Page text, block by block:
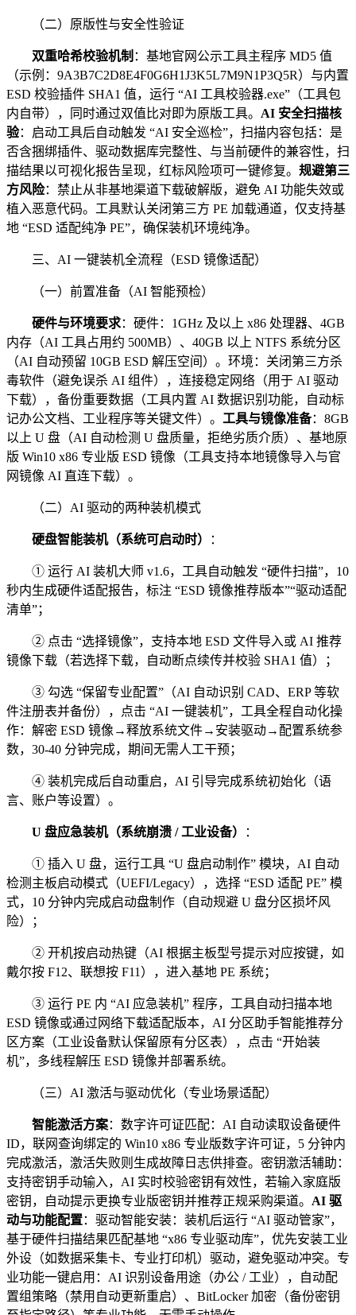
（二）原版性与安全性验证
双重哈希校验机制 ：基地官网公示工具主程序 MD5 值
（示例：9A3B7C2D8E4F0G6H1J3K5L7M9N1P3Q5R）与内置
ESD 校验插件 SHA1 值，运行 “AI 工具校验器.exe”（工具包
内自带），同时通过双值比对即为原版工具。 AI 安全扫描核
验：启动工具后自动触发 “AI 安全巡检”，扫描内容包括：是
否含捆绑插件、驱动数据库完整性、与当前硬件的兼容性，扫
描结果以可视化报告呈现，红标风险项可一键修复。 规避第三
方风险：禁止从非基地渠道下载破解版，避免 AI 功能失效或
植入恶意代码。工具默认关闭第三方 PE 加载通道，仅支持基
地 “ESD 适配纯净 PE”，确保装机环境纯净。
三、AI 一键装机全流程（ESD 镜像适配）
（一）前置准备（AI 智能预检）
硬件与环境要求：硬件：1GHz 及以上 x86 处理器、4GB
内存（AI 工具占用约 500MB）、40GB 以上 NTFS 系统分区
（AI 自动预留 10GB ESD 解压空间）。环境：关闭第三方杀
毒软件（避免误杀 AI 组件），连接稳定网络（用于 AI 驱动
下载），备份重要数据（工具内置 AI 数据识别功能，自动标
记办公文档、工业程序等关键文件）。 工具与镜像准备：8GB
以上 U 盘（AI 自动检测 U 盘质量，拒绝劣质介质）、基地原
版 Win10 x86 专业版 ESD 镜像（工具支持本地镜像导入与官
网镜像 AI 直连下载）。
（二）AI 驱动的两种装机模式
硬盘智能装机（系统可启动时） ：
① 运行 AI 装机大师 v1.6，工具自动触发 “硬件扫描”，10
秒内生成硬件适配报告，标注 “ESD 镜像推荐版本”“驱动适配
清单”；
② 点击 “选择镜像”，支持本地 ESD 文件导入或 AI 推荐
镜像下载（若选择下载，自动断点续传并校验 SHA1 值）；
③ 勾选 “保留专业配置”（AI 自动识别 CAD、ERP 等软
件注册表并备份），点击 “AI 一键装机”，工具全程自动化操
作：解密 ESD 镜像→释放系统文件→安装驱动→配置系统参
数，30-40 分钟完成，期间无需人工干预；
④ 装机完成后自动重启，AI 引导完成系统初始化（语
言、账户等设置）。
U 盘应急装机（系统崩溃 / 工业设备） ：
① 插入 U 盘，运行工具 “U 盘启动制作” 模块，AI 自动
检测主板启动模式（UEFI/Legacy），选择 “ESD 适配 PE” 模
式，10 分钟内完成启动盘制作（自动规避 U 盘分区损坏风
险）；
② 开机按启动热键（AI 根据主板型号提示对应按键，如
戴尔按 F12、联想按 F11），进入基地 PE 系统；
③ 运行 PE 内 “AI 应急装机” 程序，工具自动扫描本地
ESD 镜像或通过网络下载适配版本，AI 分区助手智能推荐分
区方案（工业设备默认保留原有分区表），点击 “开始装
机”，多线程解压 ESD 镜像并部署系统。
（三）AI 激活与驱动优化（专业场景适配）
智能激活方案：数字许可证匹配：AI 自动读取设备硬件
ID，联网查询绑定的 Win10 x86 专业版数字许可证，5 分钟内
完成激活，激活失败则生成故障日志供排查。密钥激活辅助：
支持密钥手动输入，AI 实时校验密钥有效性，若输入家庭版
密钥，自动提示更换专业版密钥并推荐正规采购渠道。 AI 驱
动与功能配置：驱动智能安装：装机后运行 “AI 驱动管家”，
基于硬件扫描结果匹配基地 “x86 专业驱动库”，优先安装工业
外设（如数据采集卡、专业打印机）驱动，避免驱动冲突。专
业功能一键启用：AI 识别设备用途（办公 / 工业），自动配
置组策略（禁用自动更新重启）、BitLocker 加密（备份密钥